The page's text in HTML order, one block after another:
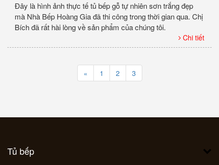
Đây là hình ảnh thực tế tủ bếp gỗ tự nhiên sơn trắng đẹp
mà Nhà Bếp Hoàng Gia đã thi công trong thời gian qua. Chị
Bích đã rất hài lòng về sản phẩm của chúng tôi.
Chi tiết
« 1 2 3
Tủ bếp